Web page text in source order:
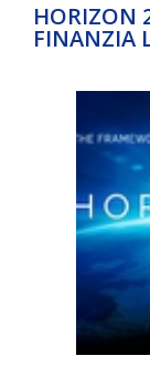
HORIZON
FINANZIA